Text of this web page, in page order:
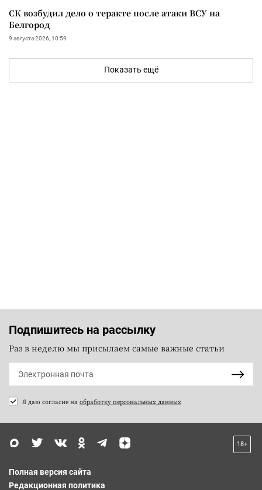
СК возбудил дело о теракте после атаки ВСУ на
Белгород
9 августа 2026, 10:59
Показать ещё
Подпишитесь на рассылку
Раз в неделю мы присылаем самые важные статьи
Я даю согласие на обработку персональных данных
18+
Полная версия сайта
Редакционная политика